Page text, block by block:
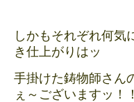
しかもそれぞれ何気
き仕上がりはッ
手掛けた鋳物師さん
ぇ～ございますッ！！